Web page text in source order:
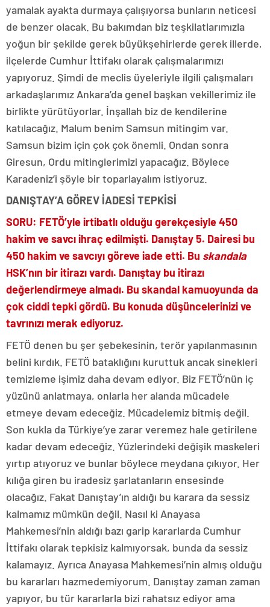
yamalak ayakta durmaya çalışıyorsa bunların neticesi
de benzer olacak. Bu bakımdan biz teşkilatlarımızla
yoğun bir şekilde gerek büyükşehirlerde gerek illerde,
ilçelerde Cumhur İttifakı olarak çalışmalarımızı
yapıyoruz. Şimdi de meclis üyeleriyle ilgili çalışmaları
arkadaşlarımız Ankara’da genel başkan vekillerimiz ile
birlikte yürütüyorlar. İnşallah biz de kendilerine
katılacağız. Malum benim Samsun mitingim var.
Samsun bizim için çok çok önemli. Ondan sonra
Giresun, Ordu mitinglerimizi yapacağız. Böylece
Karadeniz’i şöyle bir toparlayalım istiyoruz.
DANIŞTAY’A GÖREV İADESİ TEPKİSİ
SORU: FETÖ’yle irtibatlı olduğu gerekçesiyle 450
hakim ve savcı ihraç edilmişti. Danıştay 5. Dairesi bu
450 hakim ve savcıyı göreve iade etti. Bu skandala
HSK’nın bir itirazı vardı. Danıştay bu itirazı
değerlendirmeye almadı. Bu skandal kamuoyunda da
çok ciddi tepki gördü. Bu konuda düşüncelerinizi ve
tavrınızı merak ediyoruz.
FETÖ denen bu şer şebekesinin, terör yapılanmasının
belini kırdık. FETÖ bataklığını kuruttuk ancak sinekleri
temizleme işimiz daha devam ediyor. Biz FETÖ’nün iç
yüzünü anlatmaya, onlarla her alanda mücadele
etmeye devam edeceğiz. Mücadelemiz bitmiş değil.
Son kukla da Türkiye’ye zarar veremez hale getirilene
kadar devam edeceğiz. Yüzlerindeki değişik maskeleri
yırtıp atıyoruz ve bunlar böylece meydana çıkıyor. Her
kılığa giren bu iradesiz şarlatanların ensesinde
olacağız. Fakat Danıştay’ın aldığı bu karara da sessiz
kalmamız mümkün değil. Nasıl ki Anayasa
Mahkemesi’nin aldığı bazı garip kararlarda Cumhur
İttifakı olarak tepkisiz kalmıyorsak, bunda da sessiz
kalamayız. Ayrıca Anayasa Mahkemesi’nin almış olduğu
bu kararları hazmedemiyorum. Danıştay zaman zaman
yapıyor, bu tür kararlarla bizi rahatsız ediyor ama